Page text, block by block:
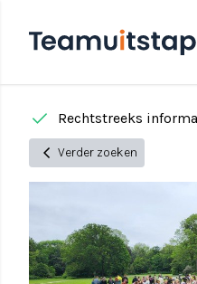
done Rechtstreeks
chevron_left Verder zoeken